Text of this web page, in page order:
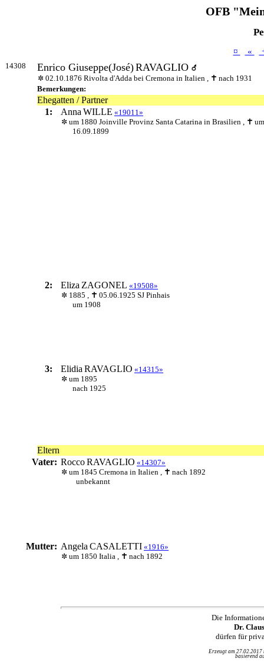
OFB
¤ «
14308 Enrico Giuseppe(José)RAVAGLIO
02.10.1876 Rivolta d'Adda bei Cremona in Italien ,
nach 1931
Bemerkungen:
Ehegatten / Partner
1:
Anna WILLE «19011»
um 1880 Joinville Provinz Santa Catarina in Brasilien ,
16.09.1899
2: Eliza ZAGONEL «19508»
1885 ,
05.06.1925 SJ Pinhais
um 1908
3: Elidia RAVAGLIO «14315»
um 1895
nach 1925
Eltern
Vater: RoccoRAVAGLIO «14307»
um 1845 Cremona in Italien ,
nach 1892
unbekannt
Mutter: Angela CASALETTI «1916»
um 1850 Italia ,
nach 1892
Die
Dr.
dürfen für
Erzeugt am
basierend